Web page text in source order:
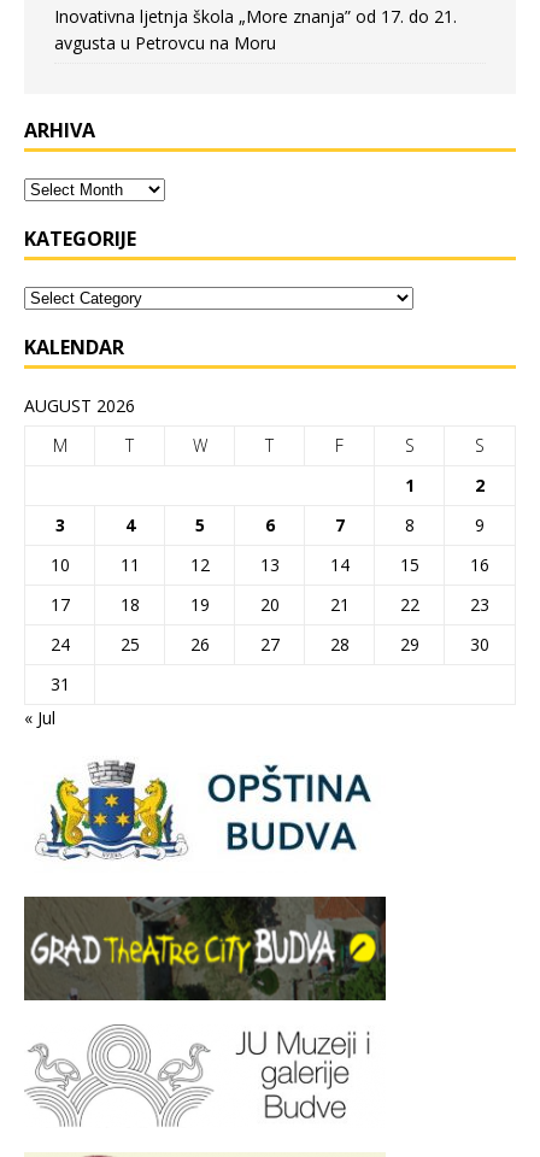
Inovativna ljetnja škola „More znanja” od 17. do 21.
avgusta u Petrovcu na Moru
ARHIVA
KATEGORIJE
KALENDAR
AUGUST 2026
M
T W T F S
S
1
2
3
4 5 6 7 8
9
10
11 12 13 14 15
16
17
18 19 20 21 22
23
24
25 26 27 28 29
30
31
« Jul